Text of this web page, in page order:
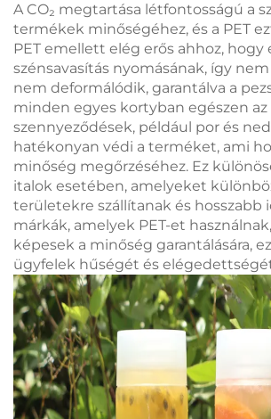
A CO₂ megtartása létfontosságú a
termékek minőségéhez, és a PET
PET emellett elég erős ahhoz, hogy
szénsavasítás nyomásának, így
nem deformálódik, garantálva a
minden egyes kortyban egészen az
szennyeződések, például por és
hatékonyan védi a terméket, ami
minőség megőrzéséhez. Ez
italok esetében, amelyeket
területekre szállítanak és hosszabb
márkák, amelyek PET-et
képesek a minőség garantálására,
ügyfelek hűségét és